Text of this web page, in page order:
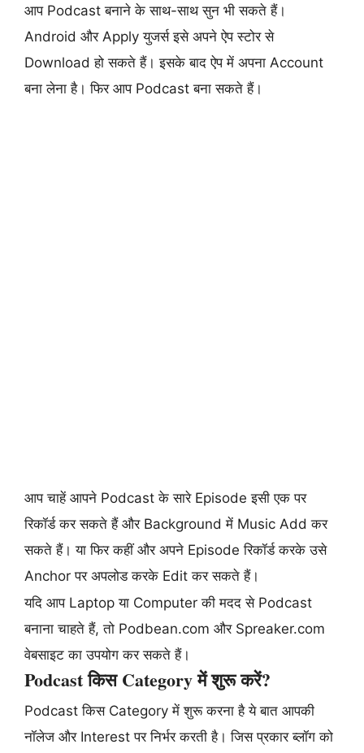
आप Podcast बनाने के साथ-साथ सुन भी सकते हैं।
Android और Apply युजर्स इसे अपने ऐप स्टोर से
Download हो सकते हैं। इसके बाद ऐप में अपना Account
बना लेना है। फिर आप Podcast बना सकते हैं।
आप चाहें आपने Podcast के सारे Episode इसी एक पर
रिकॉर्ड कर सकते हैं और Background में Music Add कर
सकते हैं। या फिर कहीं और अपने Episode रिकॉर्ड करके उसे
Anchor पर अपलोड करके Edit कर सकते हैं।
यदि आप Laptop या Computer की मदद से Podcast
बनाना चाहते हैं, तो Podbean.com और Spreaker.com
वेबसाइट का उपयोग कर सकते हैं।
Podcast किस Category में शुरू करें?
Podcast किस Category में शुरू करना है ये बात आपकी
नॉलेज और Interest पर निर्भर करती है। जिस प्रकार ब्लॉग को